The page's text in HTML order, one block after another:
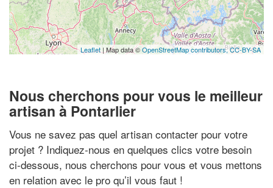
Leaflet | Map data ©OpenStreetMap contributors,CC-BY-SA
Nous cherchons pour vous le meilleur
artisan à Pontarlier
Vous ne savez pas quel artisan contacter pour votre
projet ? Indiquez-nous en quelques clics votre besoin
ci-dessous, nous cherchons pour vous et vous mettons
en relation avec le pro qu’il vous faut !